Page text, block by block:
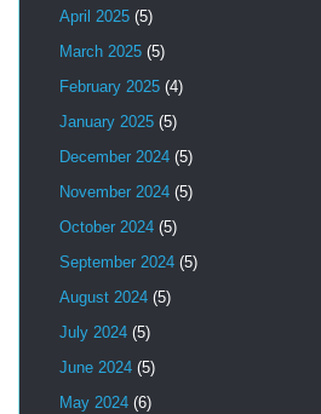
April 2025 (5)
March 2025 (5)
February 2025 (4)
January 2025 (5)
December 2024 (5)
November 2024 (5)
October 2024 (5)
September 2024 (5)
August 2024 (5)
July 2024 (5)
June 2024 (5)
May 2024 (6)